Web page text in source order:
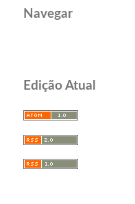
Navegar
Edição Atual